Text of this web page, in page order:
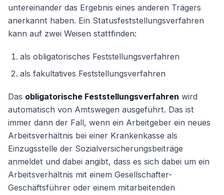
untereinander das Ergebnis eines anderen Trägers
anerkannt haben. Ein Statusfeststellungsverfahren
kann auf zwei Weisen stattfinden:
als obligatorisches Feststellungsverfahren
als fakultatives Feststellungsverfahren
Das obligatorische Feststellungsverfahren wird
automatisch von Amtswegen ausgeführt. Das ist
immer dann der Fall, wenn ein Arbeitgeber ein neues
Arbeitsverhältnis bei einer Krankenkasse als
Einzugsstelle der Sozialversicherungsbeiträge
anmeldet und dabei angibt, dass es sich dabei um ein
Arbeitsverhältnis mit einem Gesellschafter-
Geschäftsführer oder einem mitarbeitenden